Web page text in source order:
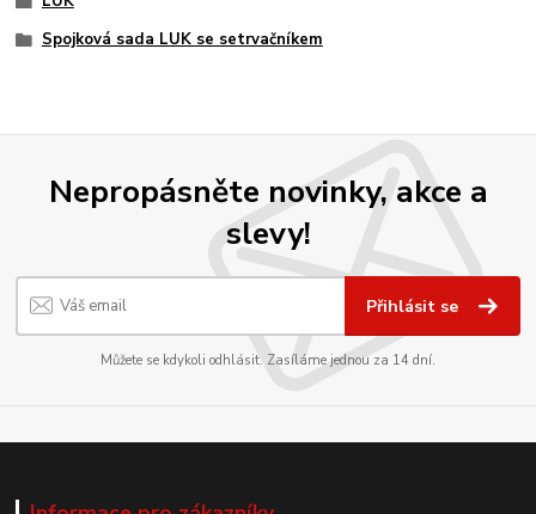
Spojková sada LUK se setrvačníkem
Nepropásněte novinky, akce a
slevy!
Přihlásit se
Můžete se kdykoli odhlásit. Zasíláme jednou za 14 dní.